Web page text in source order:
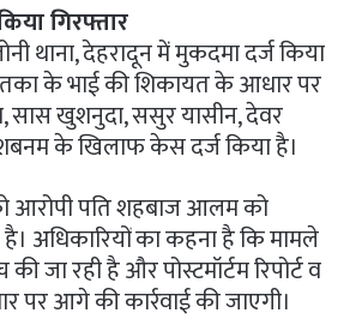
गिरफ्तार
थाना, देहरादून में मुकदमा दर्ज किया
के भाई की शिकायत के आधार पर
खुशनुदा, ससुर यासीन, देवर
के खिलाफ केस दर्ज किया है।
आरोपी पति शहबाज आलम को
अधिकारियों का कहना है कि मामले
जा रही है और पोस्टमॉर्टम रिपोर्ट व
पर आगे की कार्रवाई की जाएगी।